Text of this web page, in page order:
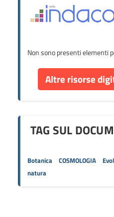
Non sono presenti elementi
Altre risorse
TAG SUL
Botanica COSMOLOGIA
natura